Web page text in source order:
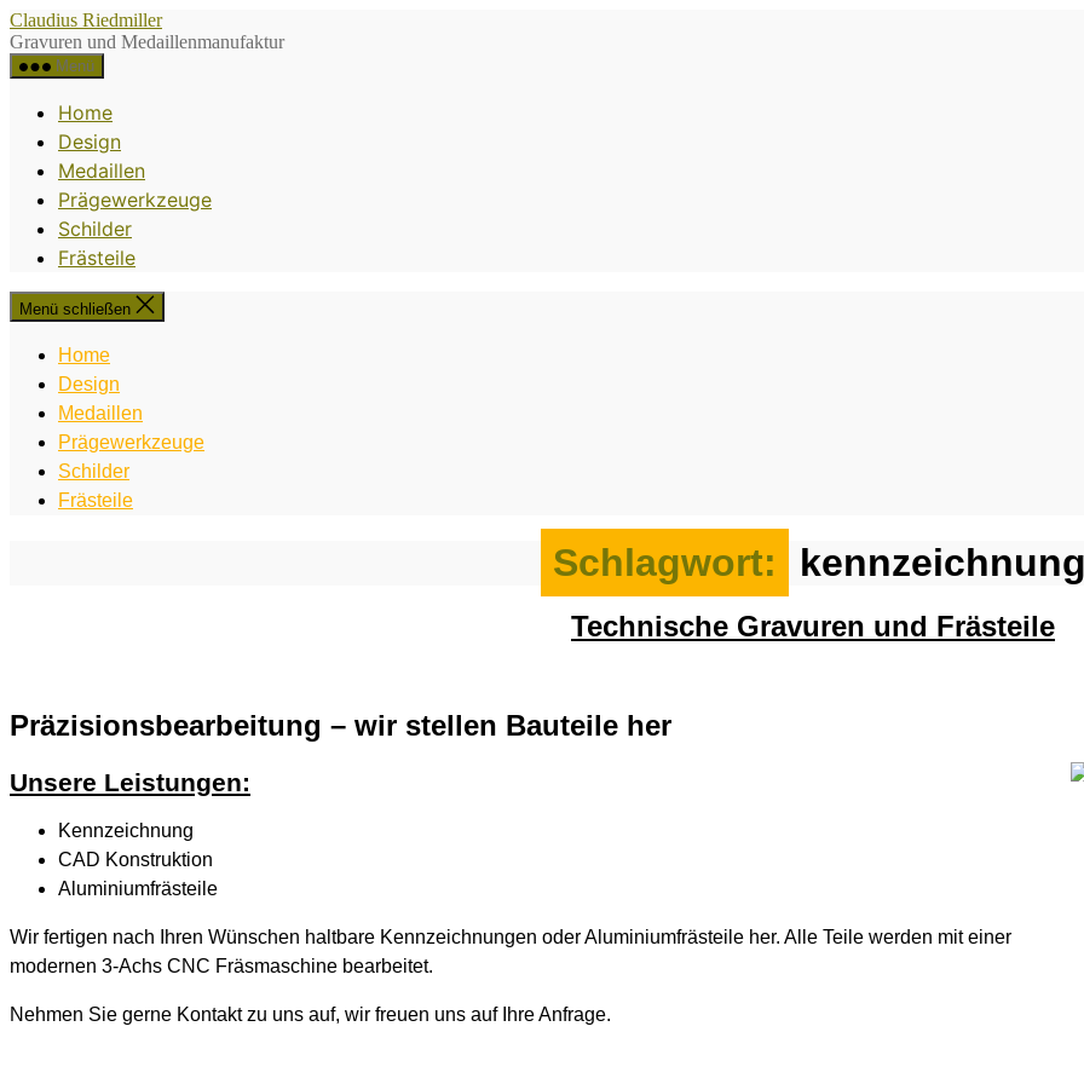
Direkt
zum
Inhalt
wechseln
Claudius Riedmiller
Gravuren und Medaillenmanufaktur
Menü
Home
Design
Medaillen
Prägewerkzeuge
Schilder
Frästeile
Menü schließen
Home
Design
Medaillen
Prägewerkzeuge
Schilder
Frästeile
Schlagwort:
Kategorien
Technische Gravuren und Frästeile
Präzisionsbearbeitung – wir stellen Bauteile her
Unsere Leistungen:
Kennzeichnung
CAD Konstruktion
Aluminiumfrästeile
Wir fertigen nach Ihren Wünschen haltbare Kennzeichnungen oder Aluminiumfrästeile her. Alle Teile werden mit einer
modernen 3-Achs CNC Fräsmaschine bearbeitet.
Nehmen Sie gerne Kontakt zu uns auf, wir freuen uns auf Ihre Anfrage.